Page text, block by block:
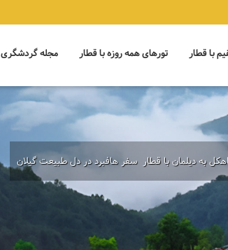
با قطار تورهای همه روزه با قطار مجله گردشگری
به دیلمان با قطار ‌ سفر هافبرد در دل طبیعت گیلان